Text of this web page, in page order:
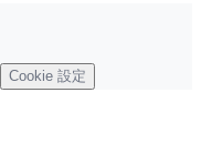
Cookie 設定